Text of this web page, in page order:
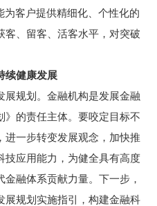
为客户提供精细化、个性化的
客、留客、活客水平，对突破
健康发展
规划。金融机构是发展金融
》的责任主体。要咬定目标不
进一步转变发展观念，加快推
技应用能力，为健全具有高度
融体系贡献力量。下一步，
展规划实施指引，构建金融科